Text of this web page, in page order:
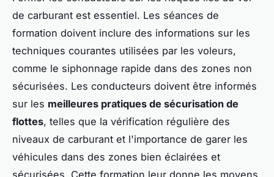
de carburant est essentiel. Les séances de
formation doivent inclure des informations sur les
techniques courantes utilisées par les voleurs,
comme le siphonnage rapide dans des zones non
sécurisées. Les conducteurs doivent être informés
sur les meilleures pratiques de sécurisation de
flottes, telles que la vérification régulière des
niveaux de carburant et l'importance de garer les
véhicules dans des zones bien éclairées et